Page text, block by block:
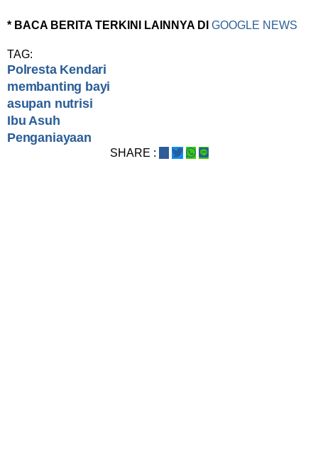
* BACA BERITA TERKINI LAINNYA DI GOOGLE NEWS
TAG:
Polresta Kendari
membanting bayi
asupan nutrisi
Ibu Asuh
Penganiayaan
SHARE :